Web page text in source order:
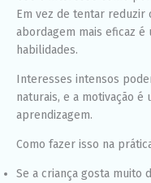
Em vez de tentar reduzir
abordagem mais eficaz
habilidades.
Interesses intensos
naturais, e a motivação
aprendizagem.
Como fazer isso na
Se a criança gosta muito